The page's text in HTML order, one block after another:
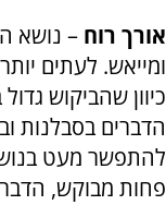
אורך רוח – נושא
כיוון שהביקוש
הדברים בסבלנות
להתפשר מעט
פחות מבוקש,